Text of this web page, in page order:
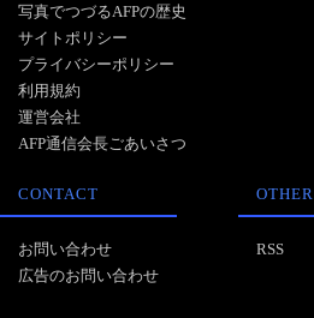
写真でつづるAFPの歴史
サイトポリシー
プライバシーポリシー
利用規約
運営会社
AFP通信会長ごあいさつ
CONTACT
お問い合わせ
広告のお問い合わせ
OTHER
RSS